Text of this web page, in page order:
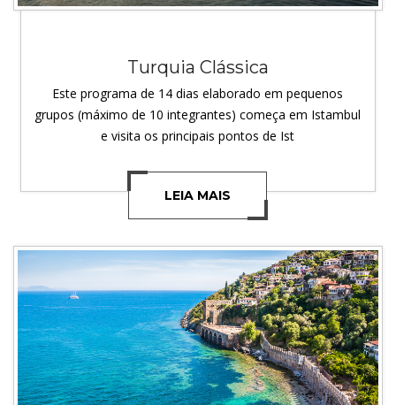
Turquia Clássica
Este programa de 14 dias elaborado em pequenos
grupos (máximo de 10 integrantes) começa em Istambul
e visita os principais pontos de Ist
LEIA MAIS